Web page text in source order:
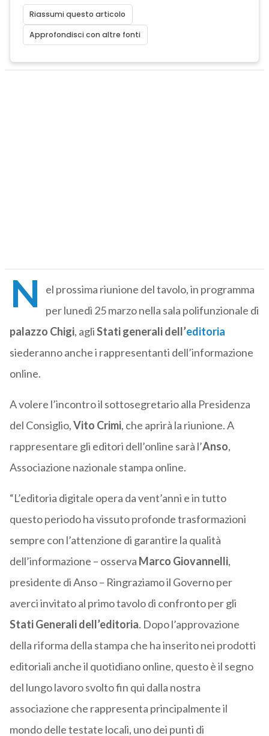
Riassumi questo articolo
Approfondisci con altre fonti
N
el prossima riunione del tavolo, in programma
per lunedì 25 marzo nella sala polifunzionale di
palazzo Chigi, agliStati generali dell’editoria
siederanno anche i rappresentanti dell’informazione
online.
A volere l’incontro il sottosegretario alla Presidenza
del Consiglio,Vito Crimi, che aprirà la riunione. A
rappresentare gli editori dell’online sarà l’Anso,
Associazione nazionale stampa online.
“L’editoria digitale opera da vent’anni e in tutto
questo periodo ha vissuto profonde trasformazioni
sempre con l’attenzione di garantire la qualità
dell’informazione – osserva Marco Giovannelli,
presidente di Anso – Ringraziamo il Governo per
averci invitato al primo tavolo di confronto per gli
Stati Generali dell’editoria. Dopo l’approvazione
della riforma della stampa che ha inserito nei prodotti
editoriali anche il quotidiano online, questo è il segno
del lungo lavoro svolto fin qui dalla nostra
associazione che rappresenta principalmente il
mondo delle testate locali, uno dei punti di